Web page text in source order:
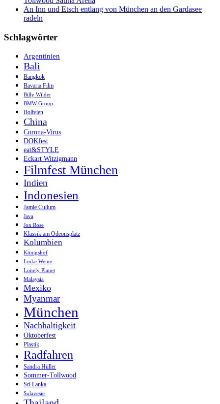
An Inn und Etsch entlang von München an den Gardasee
radeln
Schlagwörter
Argentinien
Bali
Bangkok
Bavaria Film
Billy Wilder
BMW-Group
Bolivien
China
Corona-Virus
DOKfest
eat&STYLE
Eckart Witzigmann
Filmfest München
Indien
Indonesien
Jamie Cullum
Java
Jon Rose
Klassik am Odeonsplatz
Kolumbien
Königshof
Linke Weine
Lonely Planet
Malaysia
Mexiko
Myanmar
München
Nachhaltigkeit
Oktoberfest
Plastik
Radfahren
Sandra Hüller
Sommer-Tollwood
Sri Lanka
Sulavesie